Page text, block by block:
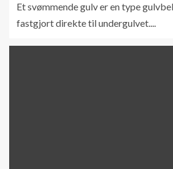
Et svømmende gulv er en type
fastgjort direkte til undergulvet....